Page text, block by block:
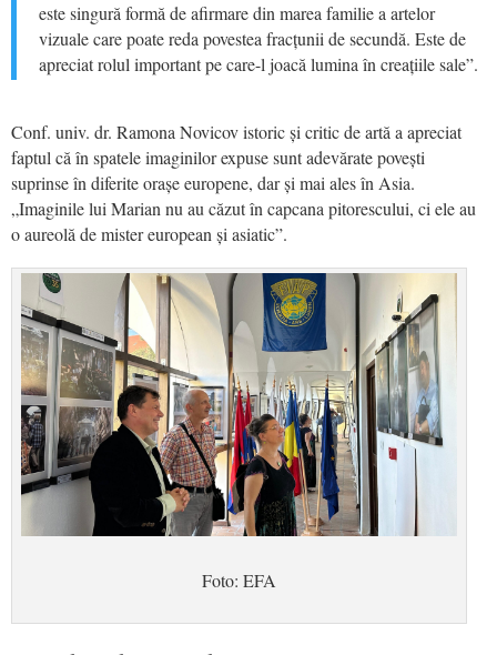
este singură formă de afirmare din marea familie a artelor
vizuale care poate reda povestea fracțunii de secundă. Este de
apreciat rolul important pe care-l joacă lumina în creațiile sale”.
Conf. univ. dr. Ramona Novicov istoric și critic de artă a apreciat
faptul că în spatele imaginilor expuse sunt adevărate povești
suprinse în diferite orașeeuropene, dar și mai ales în Asia.
„Imaginile lui Marian nu au căzut în capcana pitorescului, ci ele au
o aureolă de mister european și asiatic”.
Foto: EFA